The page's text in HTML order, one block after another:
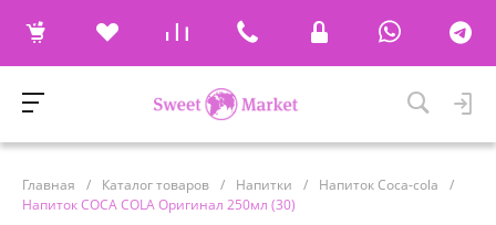
Главная / Каталог товаров / Напитки / Напиток Coca-cola
/
Напиток COCA COLA Оригинал 250мл (30)